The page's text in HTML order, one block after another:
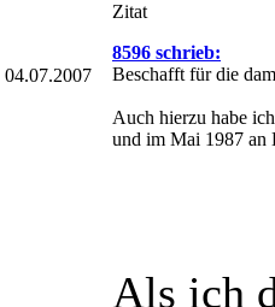
04.07.2007
Zitat
8596 schrieb:
Beschafft für die
Auch hierzu habe
und im Mai 1987 an
Als ich